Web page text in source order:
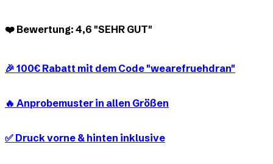
❤️ Bewertung: 4,6 "SEHR GUT"
🎉 100€ Rabatt mit dem Code "wearefruehdran"
🔥 Anprobemuster in allen Größen
✅ Druck vorne & hinten inklusive